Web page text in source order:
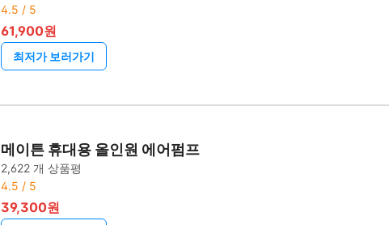
4.5 / 5
61,900원
최저가 보러가기
메이튼 휴대용 올인원 에어펌프
2,622 개 상품평
4.5 / 5
39,300원